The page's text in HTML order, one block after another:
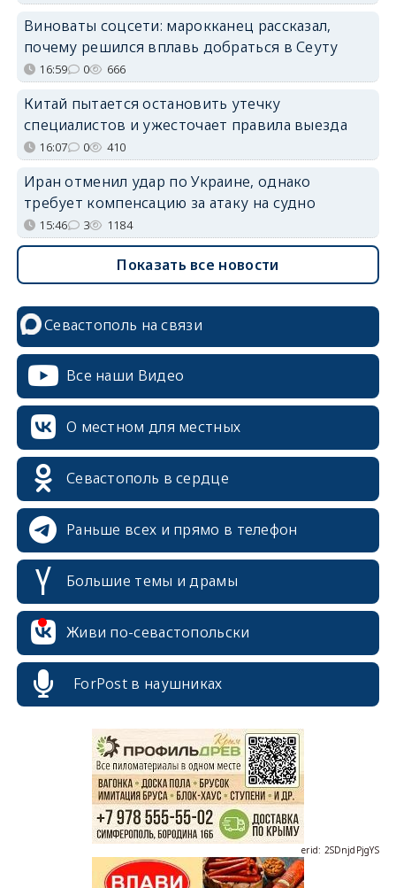
Виноваты соцсети: марокканец рассказал,
почему решился вплавь добраться в Сеуту
16:59 0 666
Китай пытается остановить утечку
специалистов и ужесточает правила выезда
16:07 0 410
Иран отменил удар по Украине, однако
требует компенсацию за атаку на судно
15:46 3 1184
Показать все новости
Севастополь на связи
Все наши Видео
О местном для местных
Севастополь в сердце
Раньше всех и прямо в телефон
Большие темы и драмы
Живи по-севастопольски
ForPost в наушниках
erid: 2SDnjdPjgYS